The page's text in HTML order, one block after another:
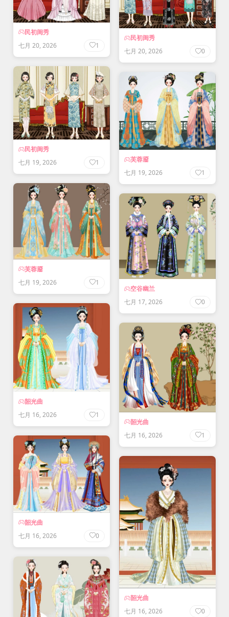
民初闺秀
七月 20, 2026
1
民初闺秀
七月 20, 2026
0
民初闺秀
七月 19, 2026
1
芙蓉靥
七月 19, 2026
1
芙蓉靥
七月 19, 2026
1
空谷幽兰
七月 17, 2026
0
韶光曲
七月 16, 2026
1
韶光曲
七月 16, 2026
1
韶光曲
七月 16, 2026
0
韶光曲
七月 16, 2026
0